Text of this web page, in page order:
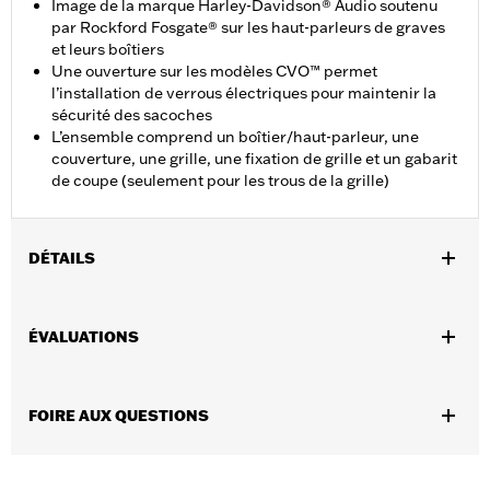
Image de la marque Harley-Davidson® Audio soutenu
par Rockford Fosgate® sur les haut-parleurs de graves
et leurs boîtiers
Une ouverture sur les modèles CVO™ permet
l’installation de verrous électriques pour maintenir la
sécurité des sacoches
L’ensemble comprend un boîtier/haut-parleur, une
couverture, une grille, une fixation de grille et un gabarit
de coupe (seulement pour les trous de la grille)
DÉTAILS
FLHX, FLTRX et FLTRXSTSE 2024 et après, FLHXU 2025 et
secondaire n° de pièce 76001444, de la trousse d’installation de
ÉVALUATIONS
FOIRE AUX QUESTIONS